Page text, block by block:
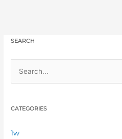
SEARCH
CATEGORIES
1w